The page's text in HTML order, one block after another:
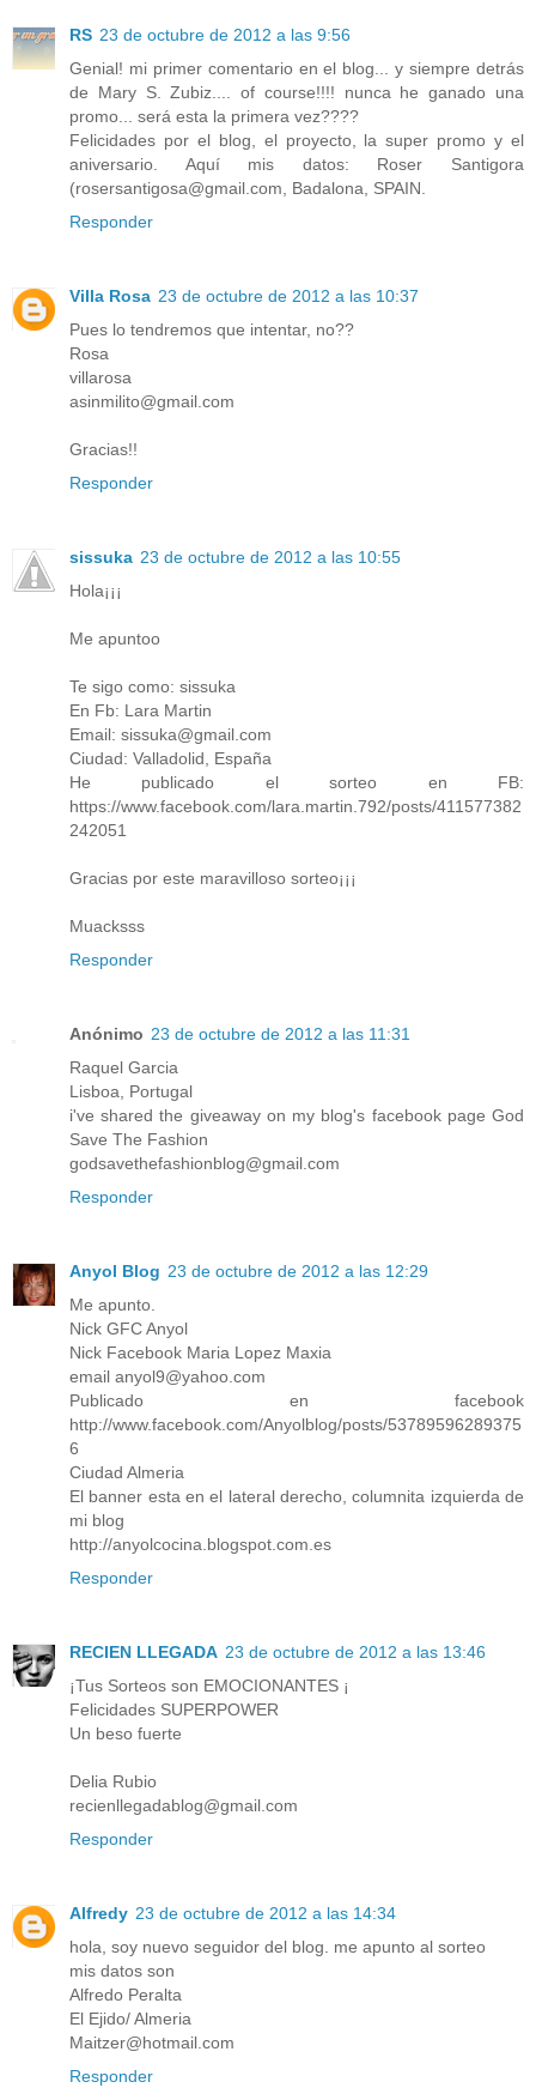
RS 23 de octubre de 2012 a las 9:56
Genial! mi primer comentario en el blog... y siempre detrás
de Mary S. Zubiz.... of course!!!! nunca he ganado una
promo... será esta la primera vez????
Felicidades por el blog, el proyecto, la super promo y el
aniversario. Aquí mis datos: Roser Santigora
(rosersantigosa@gmail.com, Badalona, SPAIN.
Responder
Villa Rosa 23 de octubre de 2012 a las 10:37
Pues lo tendremos que intentar, no??
Rosa
villarosa
asinmilito@gmail.com
Gracias!!
Responder
sissuka 23 de octubre de 2012 a las 10:55
Hola¡¡¡
Me apuntoo
Te sigo como: sissuka
En Fb: Lara Martin
Email: sissuka@gmail.com
Ciudad: Valladolid, España
He publicado el sorteo en FB:
https://www.facebook.com/lara.martin.792/posts/411577382
242051
Gracias por este maravilloso sorteo¡¡¡
Muacksss
Responder
Anónimo 23 de octubre de 2012 a las 11:31
Raquel Garcia
Lisboa, Portugal
i've shared the giveaway on my blog's facebook page God
Save The Fashion
godsavethefashionblog@gmail.com
Responder
Anyol Blog 23 de octubre de 2012 a las 12:29
Me apunto.
Nick GFC Anyol
Nick Facebook Maria Lopez Maxia
email anyol9@yahoo.com
Publicado en facebook
http://www.facebook.com/Anyolblog/posts/53789596289375
6
Ciudad Almeria
El banner esta en el lateral derecho, columnita izquierda de
mi blog
http://anyolcocina.blogspot.com.es
Responder
RECIEN LLEGADA 23 de octubre de 2012 a las 13:46
¡Tus Sorteos son EMOCIONANTES ¡
Felicidades SUPERPOWER
Un beso fuerte
Delia Rubio
recienllegadablog@gmail.com
Responder
Alfredy 23 de octubre de 2012 a las 14:34
hola, soy nuevo seguidor del blog. me apunto al sorteo
mis datos son
Alfredo Peralta
El Ejido/ Almeria
Maitzer@hotmail.com
Responder